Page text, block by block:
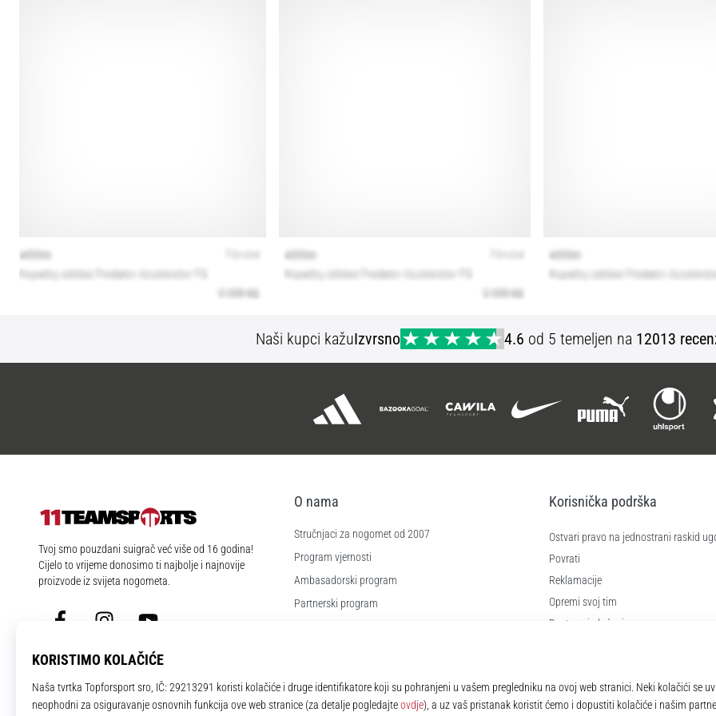
Naši kupci kažuIzvrsno 4.6 od 5 temeljen na 12013
11teamsports.hr
Tvoj smo pouzdani suigrač već više od 16 godina!
Cijelo to vrijeme donosimo ti najbolje i najnovije
proizvode iz svijeta nogometa.
FacebookInstagramYouTube
O nama
Stručnjaci za nogomet od 2007
Program vjernosti
Ambasadorski program
Partnerski program
Korisnička podrška
Ostvari pravo na jednostrani raskid
Povrati
Reklamacije
Opremi svoj tim
Dostava i plaćanje
Najčešća pitanja
Pravila o zaštiti osobnih podataka